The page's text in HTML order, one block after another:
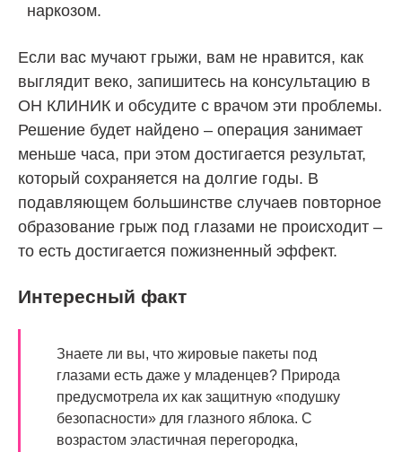
наркозом.
Если вас мучают грыжи, вам не нравится, как
выглядит веко, запишитесь на консультацию в
ОН КЛИНИК и обсудите с врачом эти проблемы.
Решение будет найдено – операция занимает
меньше часа, при этом достигается результат,
который сохраняется на долгие годы. В
подавляющем большинстве случаев повторное
образование грыж под глазами не происходит –
то есть достигается пожизненный эффект.
Интересный факт
Знаете ли вы, что жировые пакеты под
глазами есть даже у младенцев? Природа
предусмотрела их как защитную «подушку
безопасности» для глазного яблока. С
возрастом эластичная перегородка,